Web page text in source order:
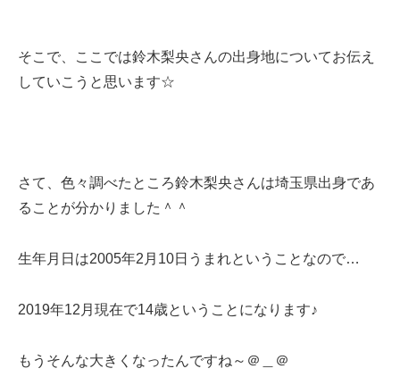
そこで、ここでは鈴木梨央さんの出身地についてお伝え
していこうと思います☆
さて、色々調べたところ鈴木梨央さんは埼玉県出身であ
ることが分かりました＾＾
生年月日は2005年2月10日うまれということなので…
2019年12月現在で14歳ということになります♪
もうそんな大きくなったんですね～＠＿＠